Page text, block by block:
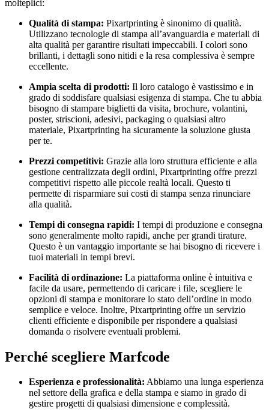
molteplici:
Qualità di stampa: Pixartprinting è sinonimo di qualità.
Utilizzano tecnologie di stampa all’avanguardia e materiali di
alta qualità per garantire risultati impeccabili. I colori sono
brillanti, i dettagli sono nitidi e la resa complessiva è sempre
eccellente.
Ampia scelta di prodotti: Il loro catalogo è vastissimo e in
grado di soddisfare qualsiasi esigenza di stampa. Che tu abbia
bisogno di stampare biglietti da visita, brochure, volantini,
poster, striscioni, adesivi, packaging o qualsiasi altro
materiale, Pixartprinting ha sicuramente la soluzione giusta
per te.
Prezzi competitivi: Grazie alla loro struttura efficiente e alla
gestione centralizzata degli ordini, Pixartprinting offre prezzi
competitivi rispetto alle piccole realtà locali. Questo ti
permette di risparmiare sui costi di stampa senza rinunciare
alla qualità.
Tempi di consegna rapidi: I tempi di produzione e consegna
sono generalmente molto rapidi, anche per grandi tirature.
Questo è un vantaggio importante se hai bisogno di ricevere i
tuoi materiali in tempi brevi.
Facilità di ordinazione: La piattaforma online è intuitiva e
facile da usare, permettendo di caricare i file, scegliere le
opzioni di stampa e monitorare lo stato dell’ordine in modo
semplice e veloce. Inoltre, Pixartprinting offre un servizio
clienti efficiente e disponibile per rispondere a qualsiasi
domanda o risolvere eventuali problemi.
Perché scegliere Marfcode
Esperienza e professionalità: Abbiamo una lunga esperienza
nel settore della grafica e della stampa e siamo in grado di
gestire progetti di qualsiasi dimensione e complessità.